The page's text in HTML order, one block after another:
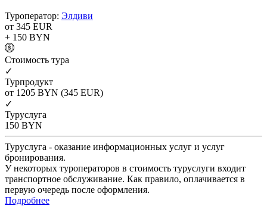
Туроператор: Элдиви
от 345 EUR
+ 150 BYN
Cтоимость тура
✓
Турпродукт
от 1205 BYN (345 EUR)
✓
Туруслуга
150 BYN
Туруслуга - оказание информационных услуг и услуг
бронирования.
У некоторых туроператоров в стоимость туруслуги входит
транспортное обслуживание. Как правило, оплачивается в
первую очередь после оформления.
Подробнее